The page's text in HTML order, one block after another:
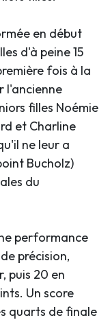
en début
d'à peine 15
fois à la
l'ancienne
filles Noémie
et Charline
ne leur a
Bucholz)
du
performance
précision,
puis 20 en
Un score
quarts de finale